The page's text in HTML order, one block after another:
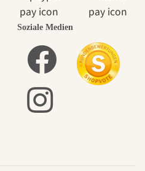
Soziale Medien